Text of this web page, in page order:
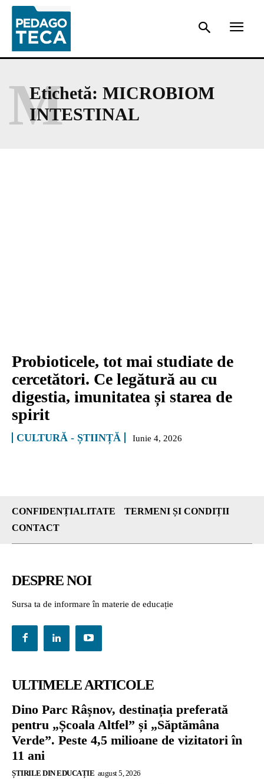
Etichetă: MICROBIOM
INTESTINAL
M
Probioticele, tot mai studiate de
cercetători. Ce legătură au cu
digestia, imunitatea și starea de
spirit
CULTURĂ - ȘTIINȚĂ Iunie 4, 2026
CONFIDENȚIALITATE
TERMENI ȘI CONDIȚII
CONTACT
DESPRE NOI
Sursa ta de informare în materie de educație
ULTIMELE ARTICOLE
Dino Parc Râșnov, destinația preferată
pentru „Școala Altfel” și „Săptămâna
Verde”. Peste 4,5 milioane de vizitatori în
11 ani
ȘTIRILE DIN EDUCAȚIE august 5, 2026